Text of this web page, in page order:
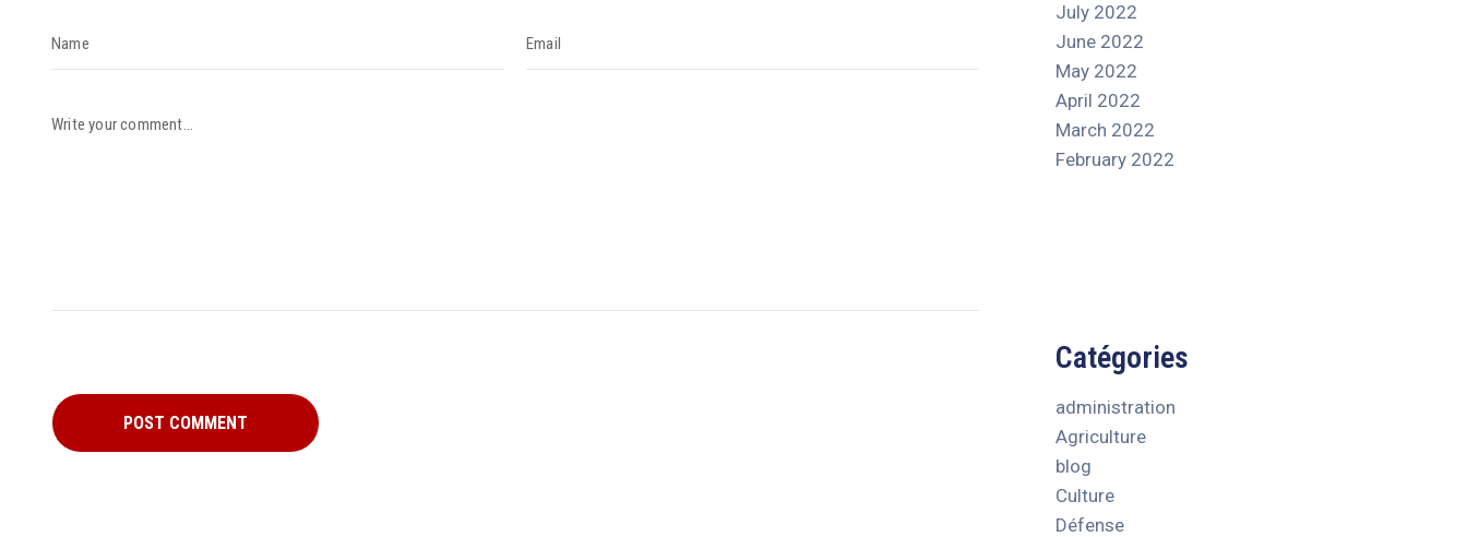
July 2022
June 2022
May 2022
April 2022
March 2022
February 2022
Catégories
administration
Agriculture
blog
Culture
Défense